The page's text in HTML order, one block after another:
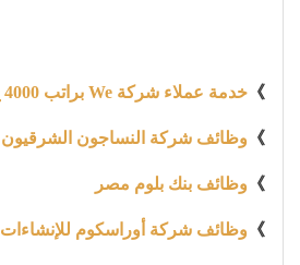
》 خدمة عملاء شركة We براتب 4000 ج
》 وظائف شركة النساجون الشرقيون
》 وظائف بنك بلوم مصر
》 وظائف شركة أوراسكوم للإنشاءات